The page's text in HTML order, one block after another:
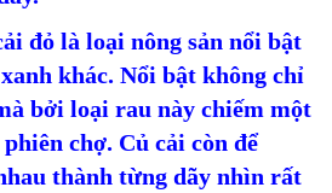
đỏ là loại nông sản nổi bật
khác. Nổi bật không chỉ
bởi loại rau này chiếm một
chợ. Củ cải còn để
thành từng dãy nhìn rất